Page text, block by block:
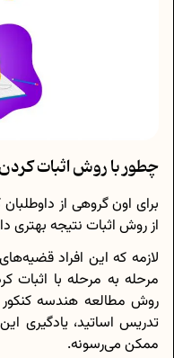
چطور با روش اثبات
برای اون گروهی از
از روش اثبات نتیجه بهتری
لازمه که این افراد
مرحله به مرحله با اثبات
روش مطالعه هندسه
تدریس اساتید، یادگیری
ممکن می‌رسونه.